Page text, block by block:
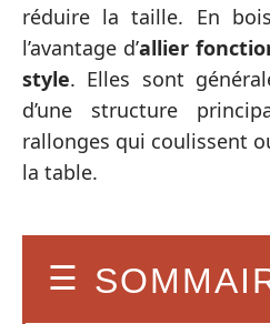
réduire la taille. En
l’avantage d’allier
style. Elles sont
d’une structure
rallonges qui coulissent
la table.